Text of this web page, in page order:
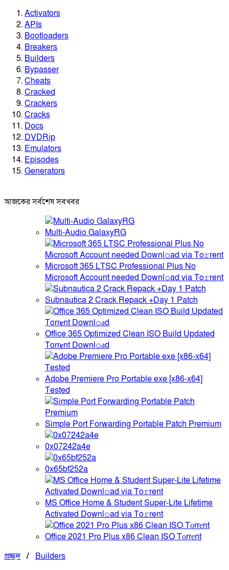
Activators
APIs
Bootloaders
Breakers
Builders
Bypasser
Cheats
Cracked
Crackers
Cracks
Docs
DVDRip
Emulators
Episodes
Generators
আজকের সর্বশেষ সবখবর
Multi-Audio GalaxyRG
Microsoft 365 LTSC Professional Plus No
Microsoft Account needed Downl𝚘ad via To𝚛rent
Subnautica 2 Crack Repack +Day 1 Patch
Office 365 Optimized Clean ISO Build Updated
Torr𝐞nt Downl𝚘аd
Adobe Premiere Pro Portable exe [x86-x64]
Tested
Simple Port Forwarding Portable Patch Premium
0x07242a4e
0x65bf252a
MS Office Home & Student Super-Lite Lifetime
Activated Downl𝚘ad via To𝚛rent
Office 2021 Pro Plus x86 Clean ISO Tоrrеnt
প্রচ্ছদ/ Builders